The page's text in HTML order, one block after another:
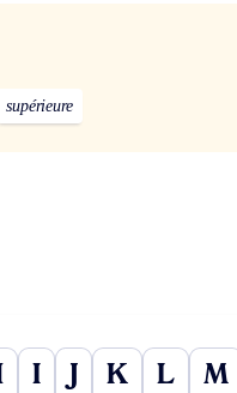
supérieure
I J K L M